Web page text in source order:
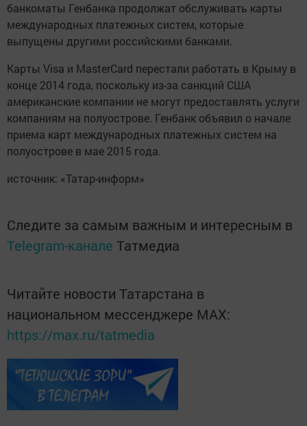
банкоматы Генбанка продолжат обслуживать карты
международных платежных систем, которые
выпущены другими российскими банками.
Карты Visa и MasterCard перестали работать в Крыму в
конце 2014 года, поскольку из-за санкций США
американские компании не могут предоставлять услуги
компаниям на полуострове. Генбанк объявил о начале
приема карт международных платежных систем на
полуострове в мае 2015 года.
источник: «Татар-информ»
Следите за самым важным и интересным в
Telegram-канале Татмедиа
Читайте новости Татарстана в
национальном мессенджере MАХ:
https://max.ru/tatmedia